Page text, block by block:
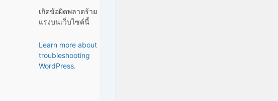
เกิดข้อผิดพลาดร้าย
แรงบนเว็บไซต์นี้
Learn more about
troubleshooting
WordPress.